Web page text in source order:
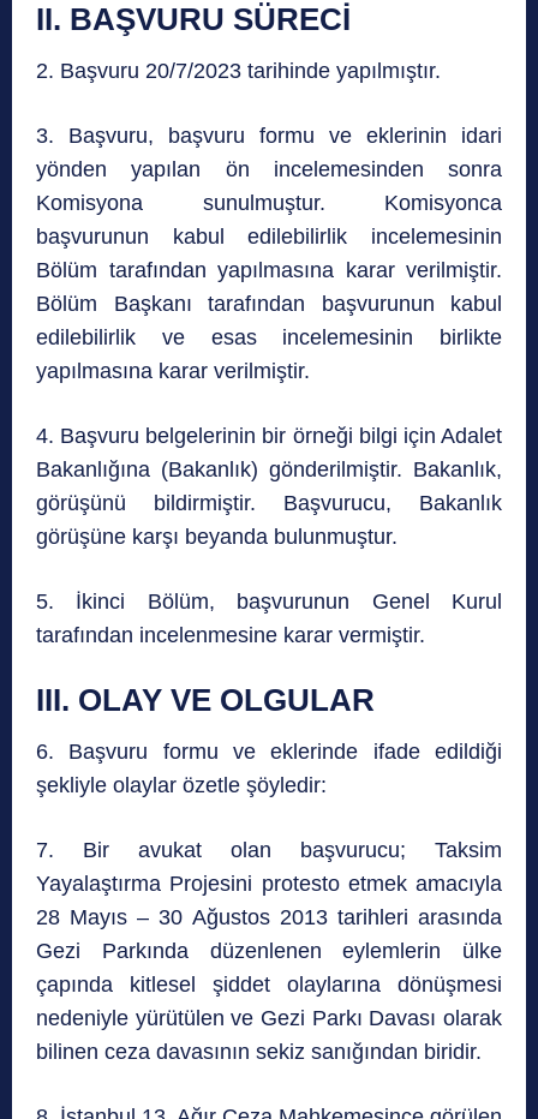
II. BAŞVURU SÜRECİ
2. Başvuru 20/7/2023 tarihinde yapılmıştır.
3. Başvuru, başvuru formu ve eklerinin idari
yönden yapılan ön incelemesinden sonra
Komisyona sunulmuştur. Komisyonca
başvurunun kabul edilebilirlik incelemesinin
Bölüm tarafından yapılmasına karar verilmiştir.
Bölüm Başkanı tarafından başvurunun kabul
edilebilirlik ve esas incelemesinin birlikte
yapılmasına karar verilmiştir.
4. Başvuru belgelerinin bir örneği bilgi için Adalet
Bakanlığına (Bakanlık) gönderilmiştir. Bakanlık,
görüşünü bildirmiştir. Başvurucu, Bakanlık
görüşüne karşı beyanda bulunmuştur.
5. İkinci Bölüm, başvurunun Genel Kurul
tarafından incelenmesine karar vermiştir.
III. OLAY VE OLGULAR
6. Başvuru formu ve eklerinde ifade edildiği
şekliyle olaylar özetle şöyledir:
7. Bir avukat olan başvurucu; Taksim
Yayalaştırma Projesini protesto etmek amacıyla
28 Mayıs – 30 Ağustos 2013 tarihleri arasında
Gezi Parkında düzenlenen eylemlerin ülke
çapında kitlesel şiddet olaylarına dönüşmesi
nedeniyle yürütülen ve Gezi Parkı Davası olarak
bilinen ceza davasının sekiz sanığından biridir.